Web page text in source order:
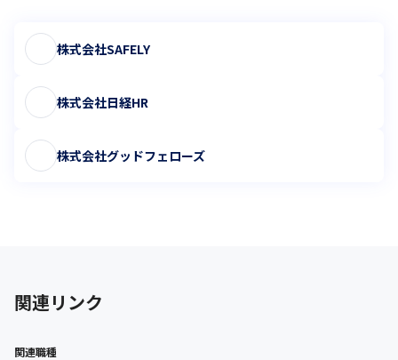
株式会社SAFELY
株式会社日経HR
株式会社グッドフェローズ
関連リンク
関連職種